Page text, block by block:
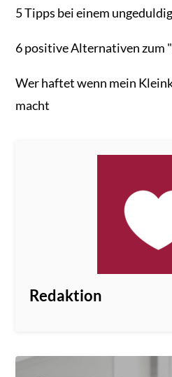
5 Tipps bei einem
6 positive Alternativen zum
Wer haftet wenn mein
macht
Redaktion